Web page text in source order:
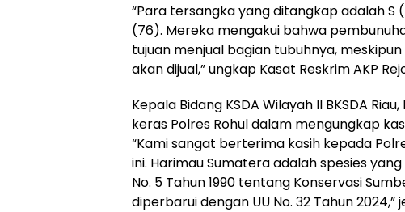
“Para tersangka yang ditangkap adalah S
(76). Mereka mengakui bahwa
tujuan menjual bagian tubuhnya,
akan dijual,” ungkap Kasat Reskrim AKP
Kepala Bidang KSDA Wilayah II BKSDA
keras Polres Rohul dalam mengungkap
“Kami sangat berterima kasih kepada
ini. Harimau Sumatera adalah spesies
No. 5 Tahun 1990 tentang Konservasi
diperbarui dengan UU No. 32 Tahun 2024,”